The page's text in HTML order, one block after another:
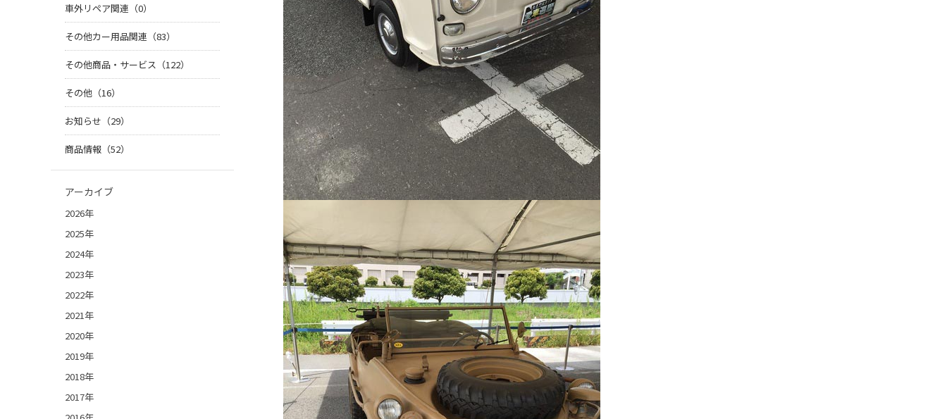
車外リペア関連（0）
その他カー用品関連（83）
その他商品・サービス（122）
その他（16）
お知らせ（29）
商品情報（52）
アーカイブ
2026年
2025年
2024年
2023年
2022年
2021年
2020年
2019年
2018年
2017年